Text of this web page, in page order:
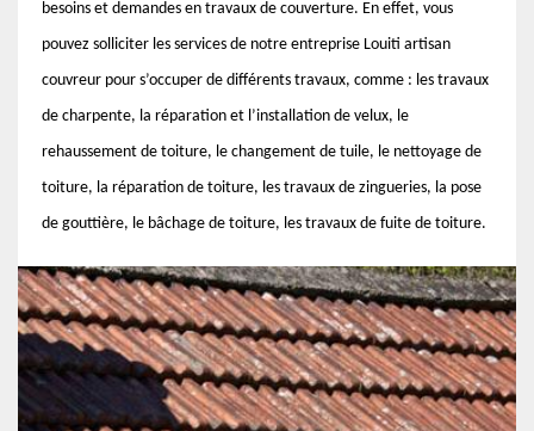
besoins et demandes en travaux de couverture. En effet, vous
pouvez solliciter les services de notre entreprise Louiti artisan
couvreur pour s’occuper de différents travaux, comme : les travaux
de charpente, la réparation et l’installation de velux, le
rehaussement de toiture, le changement de tuile, le nettoyage de
toiture, la réparation de toiture, les travaux de zingueries, la pose
de gouttière, le bâchage de toiture, les travaux de fuite de toiture.